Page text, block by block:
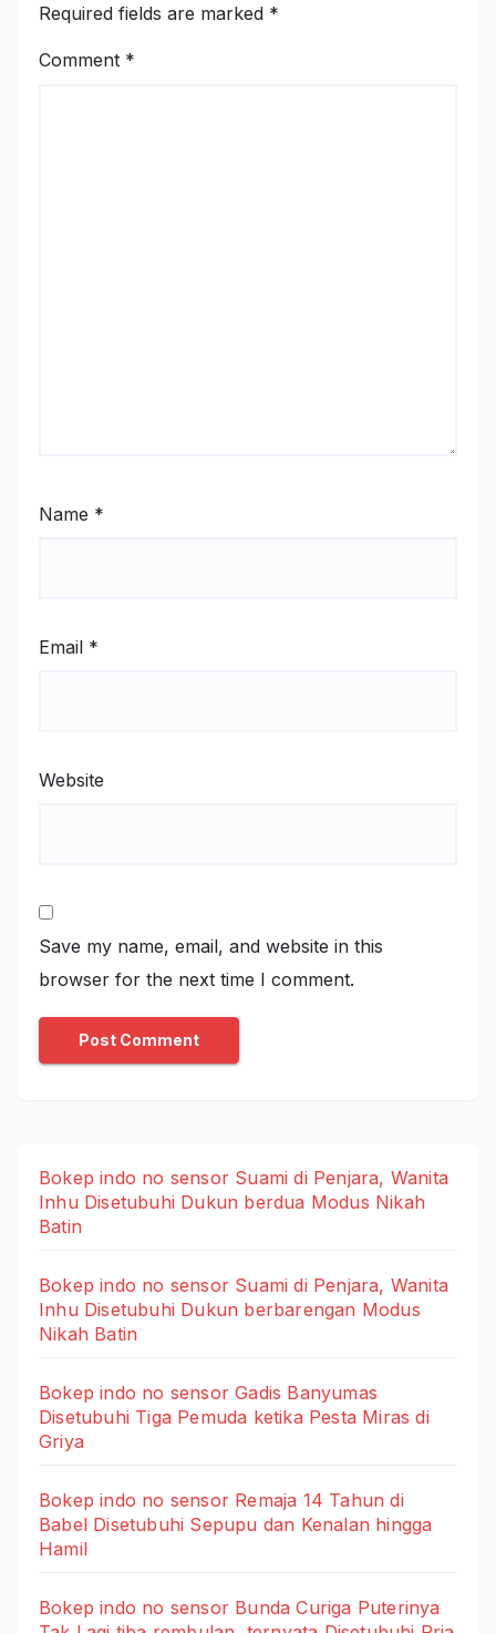
Required fields are marked *
Comment *
Name *
Email *
Website
Save my name, email, and website in this
browser for the next time I comment.
Bokep indo no sensor Suami di Penjara, Wanita
Inhu Disetubuhi Dukun berdua Modus Nikah
Batin
Bokep indo no sensor Suami di Penjara, Wanita
Inhu Disetubuhi Dukun berbarengan Modus
Nikah Batin
Bokep indo no sensor Gadis Banyumas
Disetubuhi Tiga Pemuda ketika Pesta Miras di
Griya
Bokep indo no sensor Remaja 14 Tahun di
Babel Disetubuhi Sepupu dan Kenalan hingga
Hamil
Bokep indo no sensor Bunda Curiga Puterinya